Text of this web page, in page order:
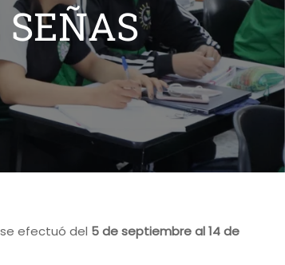
se efectuó del 5 de septiembre al 14 de